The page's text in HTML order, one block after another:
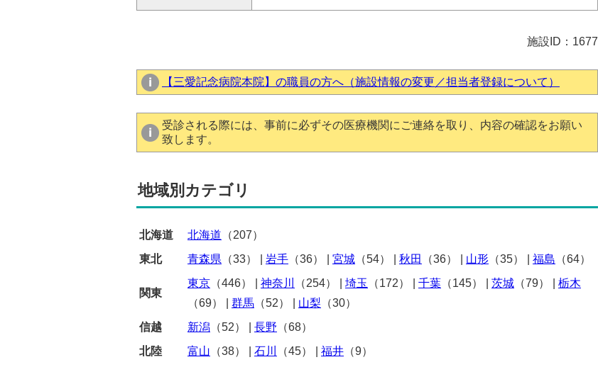
施設ID：1677
【三愛記念病院本院】の職員の方へ（施設情報の変更／担当者登録について）
受診される際には、事前に必ずその医療機関にご連絡を取り、内容の確認をお願い
致します。
地域別カテゴリ
北海道 北海道 （207）
東北
青森県 （33） 岩手 （36） 宮城 （54） 秋田 （36） 山形 （35） 福島 （64）
関東
東京 （446） 神奈川 （254） 埼玉 （172） 千葉 （145） 茨城 （79）
栃木
（69）
群馬 （52） 山梨 （30）
信越
新潟 （52） 長野 （68）
北陸
富山 （38） 石川 （45） 福井 （9）